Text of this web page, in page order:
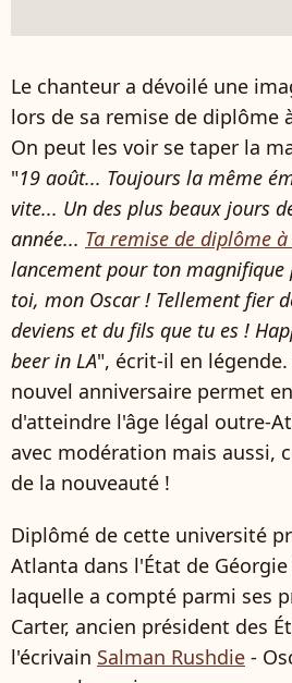
Le chanteur a dévoilé une
lors de sa remise de diplôme
On peut les voir se taper la
"19 août... Toujours la même
vite... Un des plus beaux jours
année... Ta remise de diplôme à
lancement pour ton
toi, mon Oscar ! Tellement fier
deviens et du fils que tu es !
beer in LA", écrit-il en
nouvel anniversaire permet
d'atteindre l'âge légal outre-
avec modération mais aussi,
de la nouveauté !
Diplômé de cette université
Atlanta dans l'État de Géorgie
laquelle a compté parmi ses
Carter, ancien président des
l'écrivain Salman Rushdie -